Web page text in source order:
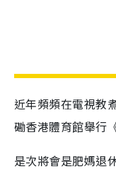
近年頻頻在電視教
磡香港體育館舉行
是次將會是肥媽退